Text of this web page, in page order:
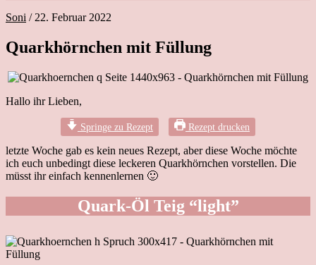
Soni / 22. Februar 2022
Quarkhörnchen mit Füllung
Hallo ihr Lieben,
Springe zu Rezept Rezept drucken
letzte Woche gab es kein neues Rezept, aber diese Woche möchte
ich euch unbedingt diese leckeren Quarkhörnchen vorstellen. Die
müsst ihr einfach kennenlernen 🙂
Quark-Öl Teig “light”